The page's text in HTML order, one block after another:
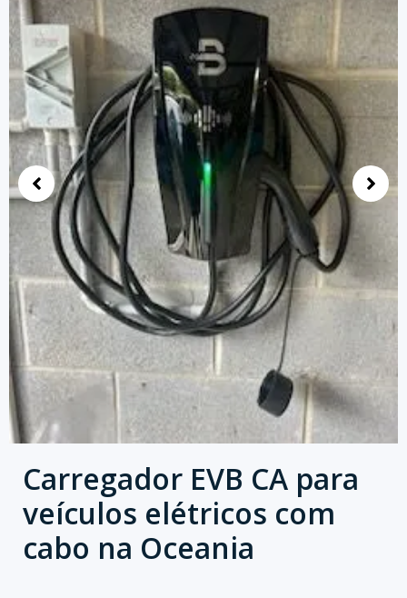
Carregador EVB CA para
veículos elétricos com
cabo na Oceania